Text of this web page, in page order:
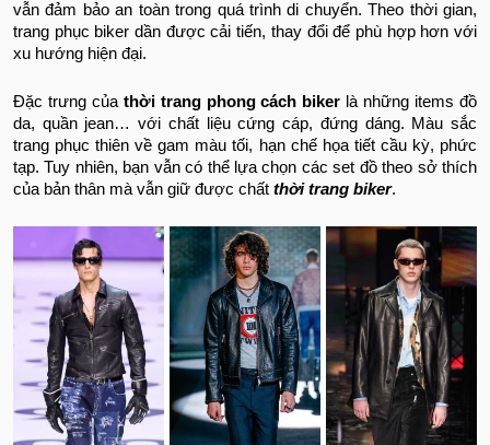
vẫn đảm bảo an toàn trong quá trình di chuyển. Theo thời gian,
trang phục biker dần được cải tiến, thay đổi để phù hợp hơn với
xu hướng hiện đại.
Đặc trưng của thời trang phong cách biker là những items đồ
da, quần jean… với chất liệu cứng cáp, đứng dáng. Màu sắc
trang phục thiên về gam màu tối, hạn chế họa tiết cầu kỳ, phức
tạp. Tuy nhiên, bạn vẫn có thể lựa chọn các set đồ theo sở thích
của bản thân mà vẫn giữ được chất thời trang biker.